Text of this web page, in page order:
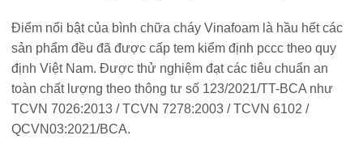
Điểm nổi bật của bình chữa cháy Vinafoam là hầu hết các
sản phẩm đều đã được cấp tem kiểm định pccc theo quy
định Việt Nam. Được thử nghiệm đạt các tiêu chuẩn an
toàn chất lượng theo thông tư số 123/2021/TT-BCA như
TCVN 7026:2013 / TCVN 7278:2003 / TCVN 6102 /
QCVN03:2021/BCA.